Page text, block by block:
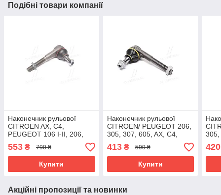
Подібні товари компанії
Наконечник рульової
CITROEN AX, C4,
PEUGEOT 106 I-II, 206,
307 86 - SIDEM 53434
553 ₴ 790 ₴
Купити
Наконечник рульової
CITROEN/ PEUGEOT 206,
305, 307, 605, AX, C4,
XANTIA, XM, SAXO Moog
PE-ES-5724
413₴ 590 ₴
Купити
305,
PE-
420
Акційні пропозиції та новинки